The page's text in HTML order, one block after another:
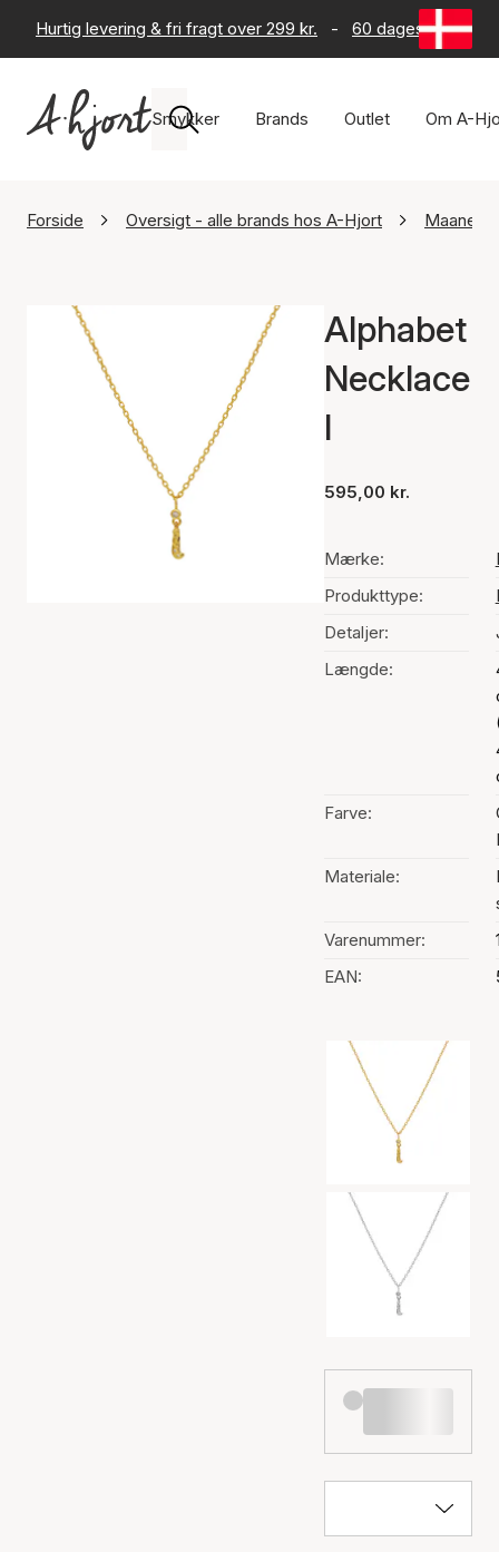
Hurtig levering & fri fragt over 299 kr. - 60 dages returret
Smykker Brands Outlet Om A-
Forside Oversigt - alle brands hos A-Hjort
Alphabet
Necklace
I
595,00 kr.
Mærke:
Produkttype:
Detaljer:
Længde:
Farve:
Materiale:
Varenummer:
EAN:
Valg af farve